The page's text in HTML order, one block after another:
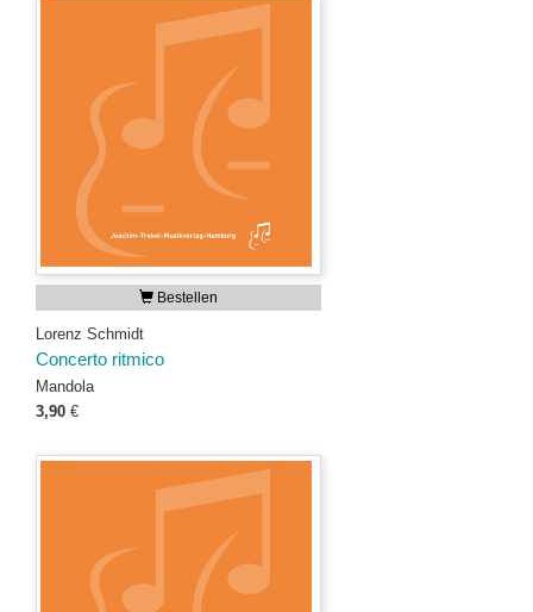
Bestellen
Lorenz Schmidt
Concerto ritmico
Mandola
3,90 €